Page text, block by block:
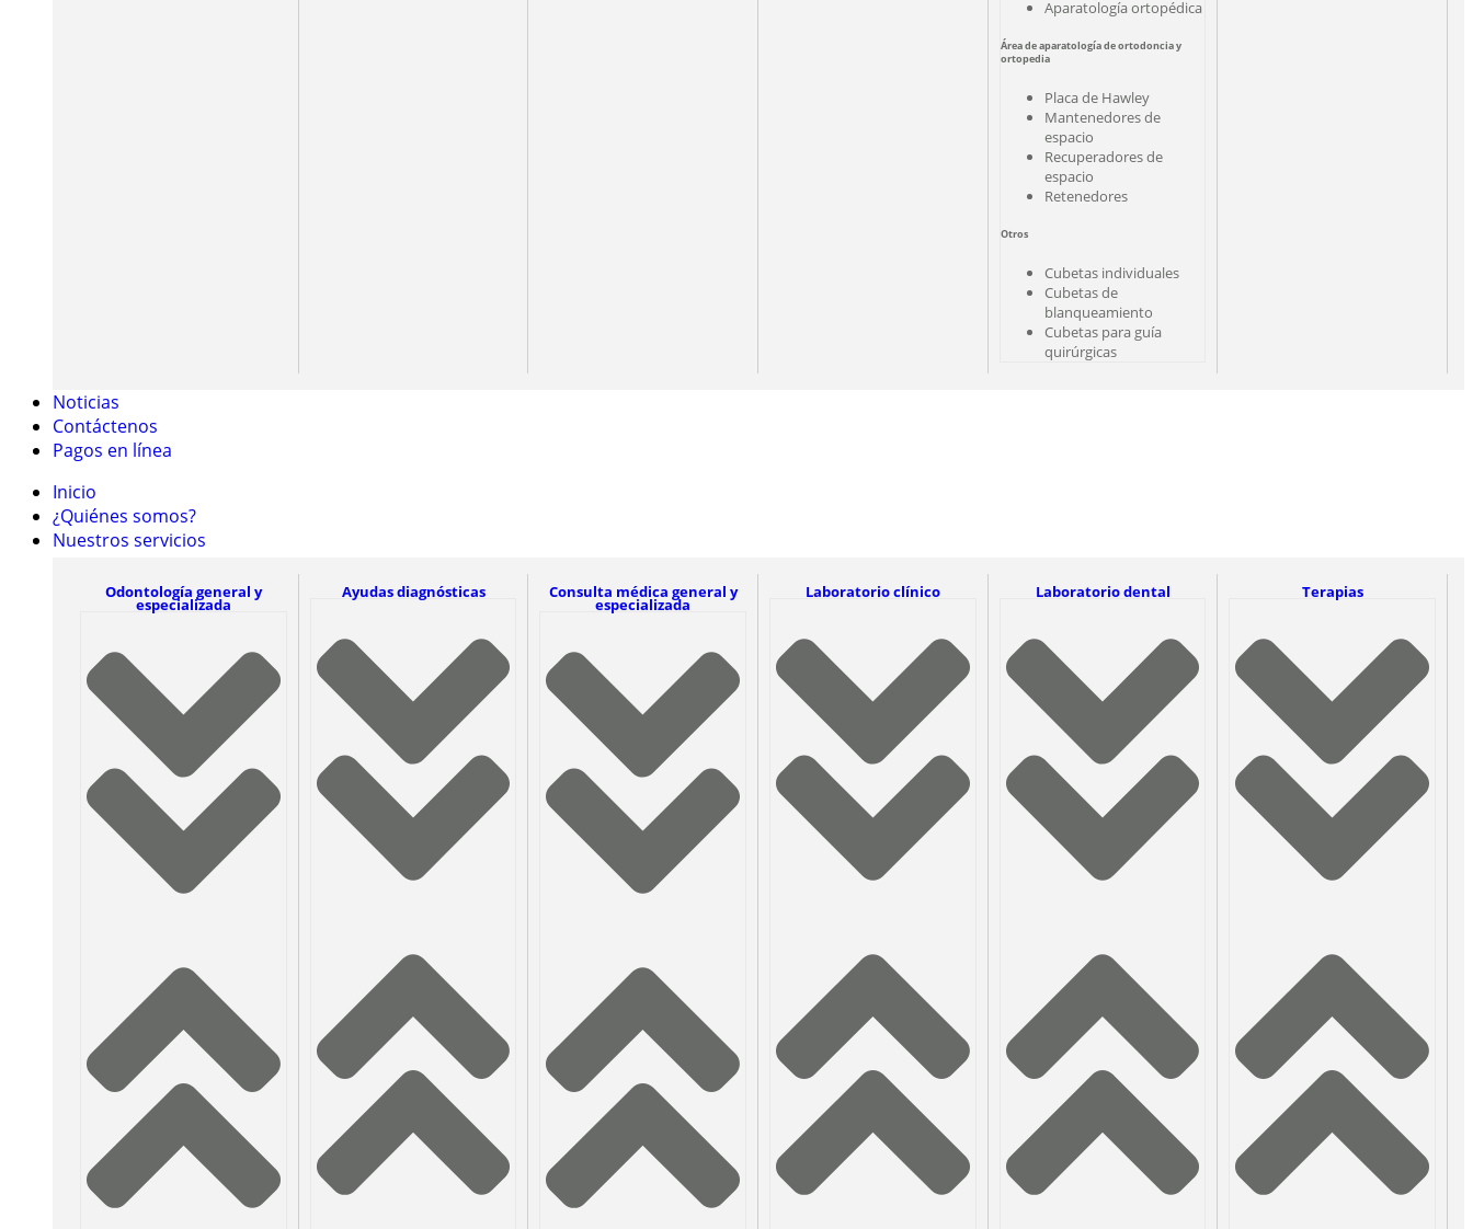
Aparatología ortopédica
Área de aparatología de ortodoncia y
ortopedia
Placa de Hawley
Mantenedores de
espacio
Recuperadores de
espacio
Retenedores
Otros
Cubetas individuales
Cubetas de
blanqueamiento
Cubetas para guía
quirúrgicas
Noticias
Contáctenos
Pagos en línea
Inicio
¿Quiénes somos?
Nuestros servicios
Odontología general y
especializada
Ayudas diagnósticas Consulta médica general y
especializada
Laboratorio clínico Laboratorio dental Terapias